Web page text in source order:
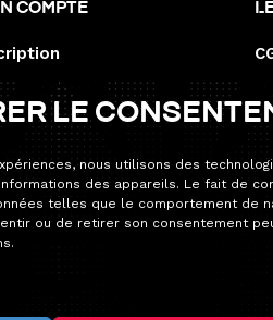
le
nous utilisons des
des appareils. Le fait de
telles que le comportement de
ou de retirer son consentement
compte
que d’habitude. Seule la